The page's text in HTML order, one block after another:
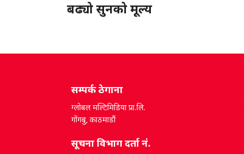
बढ्यो सुनको मूल्य
सम्पर्क ठेगाना
ग्लोबल मल्टिमिडिया प्रा.लि.
गोंगबु, काठमाडौं
सूचना विभाग दर्ता नं.